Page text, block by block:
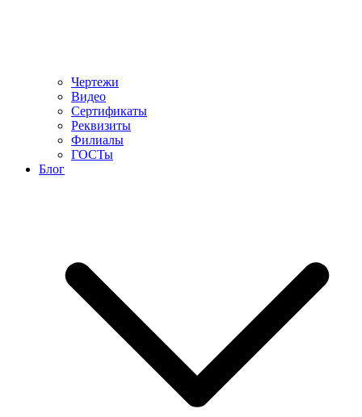
Чертежи
Видео
Сертификаты
Реквизиты
Филиалы
ГОСТы
Блог